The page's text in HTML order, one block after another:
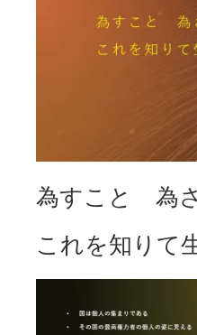
為すこと 為
これを知りて